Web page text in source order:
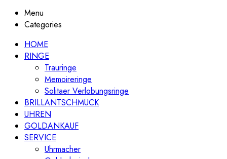
Menu
Categories
HOME
RINGE
Trauringe
Memoireringe
Solitaer Verlobungsringe
BRILLANTSCHMUCK
UHREN
GOLDANKAUF
SERVICE
Uhrmacher